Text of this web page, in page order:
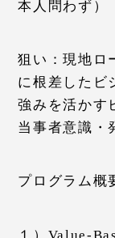
本人問わず）
狙い：現地ロ
に根差したビ
強みを活かす
当事者意識・
プログラム概
１）Value-